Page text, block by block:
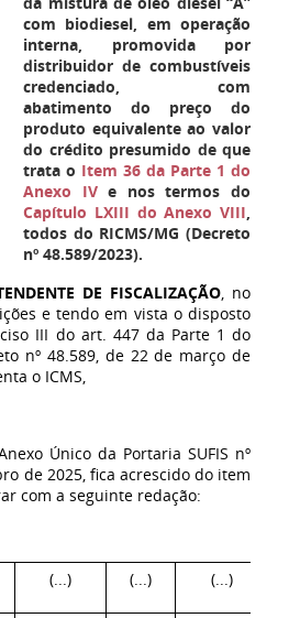
com biodiesel, em operação
interna, promovida por
distribuidor de combustíveis
credenciado, com
abatimento do preço do
produto equivalente ao valor
do crédito presumido de que
trata o Item 36 da Parte 1 do
Anexo IVe nos termos do
Capítulo LXIII do Anexo VIII,
todos do RICMS/MG (Decreto
nº 48.589/2023).
DE FISCALIZAÇÃO, no
e tendo em vista o disposto
III do art. 447 da Parte 1 do
nº 48.589, de 22 de março de
o ICMS,
Único da Portaria SUFIS nº
de 2025, fica acrescido do item
com a seguinte redação:
(...) (...) (...)